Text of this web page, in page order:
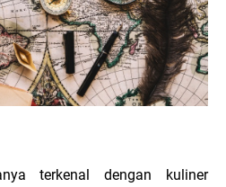
terkenal dengan kuliner